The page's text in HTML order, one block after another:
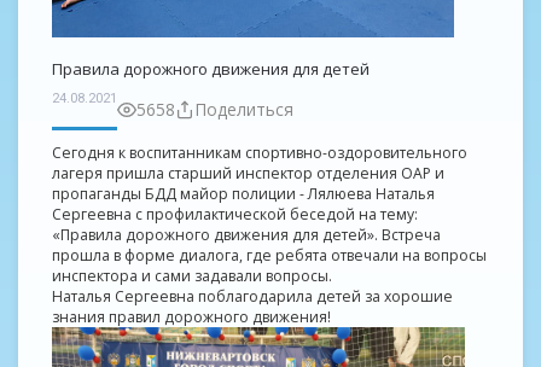
Правила дорожного движения для детей
24.08.2021 5658 Поделиться
Сегодня к воспитанникам спортивно-оздоровительного
лагеря пришла старший инспектор отделения ОАР и
пропаганды БДД майор полиции - Лялюева Наталья
Сергеевна с профилактической беседой на тему:
«Правила дорожного движения для детей». Встреча
прошла в форме диалога, где ребята отвечали на вопросы
инспектора и сами задавали вопросы.
Наталья Сергеевна поблагодарила детей за хорошие
знания правил дорожного движения!